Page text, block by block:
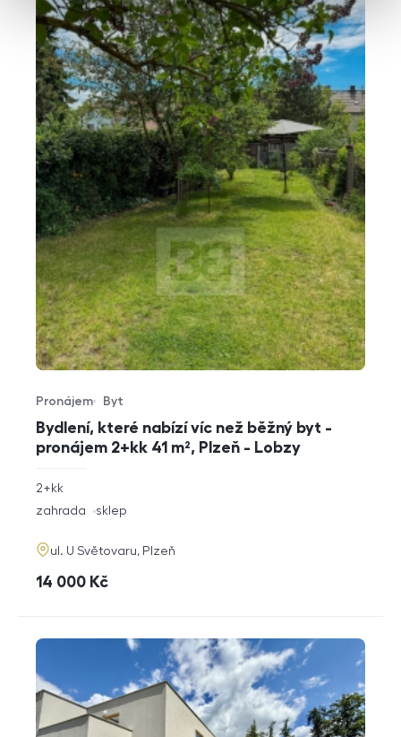
Bydlení, které nabízí víc než běžný byt -
pronájem 2+kk 41 m², Plzeň - Lobzy
Typ nabídky
Pronájem
Typ nemovitosti
Byt
rozměry
2+kk
funkce
zahrada sklep
adresa
ul. U Světovaru, Plzeň
cena
14 000 Kč